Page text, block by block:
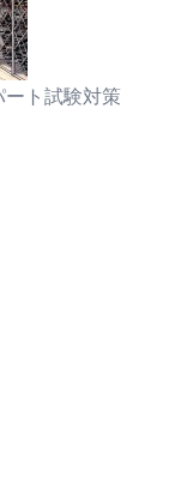
ート試験対策